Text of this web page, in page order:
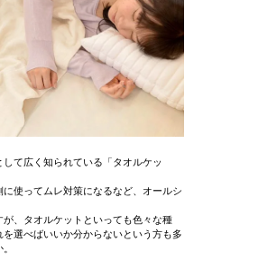
て広く知られている「タオルケッ
使ってムレ対策になるなど、オールシ
が、タオルケットといっても色々な種
選べばいいか分からないという方も多